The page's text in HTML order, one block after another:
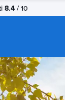
8.4 / 10